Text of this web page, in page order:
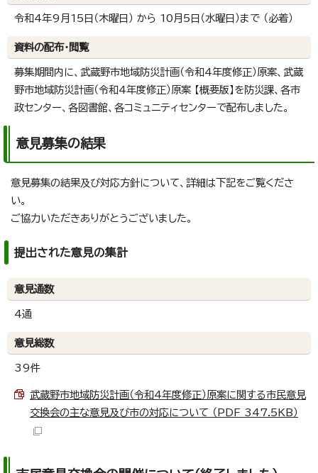
令和4年9月15日（木曜日） から 10月5日（水曜日）まで （必着）
資料の配布・閲覧
募集期間内に、武蔵野市地域防災計画（令和4年度修正）原案、武蔵
野市地域防災計画（令和4年度修正）原案 【概要版】を防災課、各市
政センター、各図書館、各コミュニティセンターで配布しました。
意見募集の結果
意見募集の結果及び対応方針について、詳細は下記をご覧くださ
い。
ご協力いただきありがとうございました。
提出された意見の集計
意見通数
4通
意見総数
39件
武蔵野市地域防災計画（令和4年度修正）原案に関する市民意見
交換会の主な意見及び市の対応について （PDF 347.5KB）